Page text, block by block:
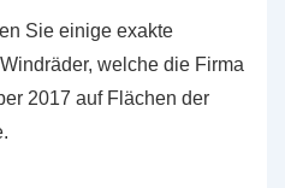
Sie einige exakte
welche die Firma
2017 auf Flächen der